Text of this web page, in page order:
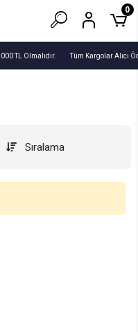
TL Olmalıdır. Tüm Kargolar Alıcı
0
Sıralama